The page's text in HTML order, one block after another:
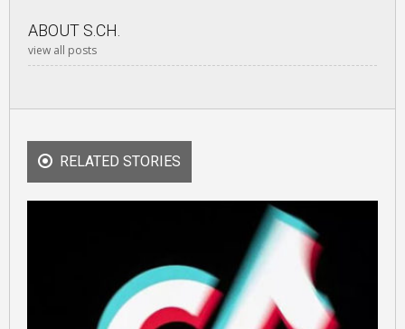
ABOUT S.CH.
view all posts
RELATED STORIES